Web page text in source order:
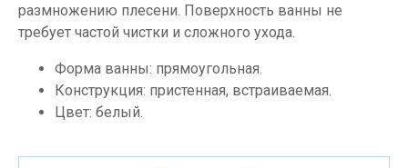
размножению плесени. Поверхность ванны не
требует частой чистки и сложного ухода.
Форма ванны: прямоугольная.
Конструкция: пристенная, встраиваемая.
Цвет: белый.